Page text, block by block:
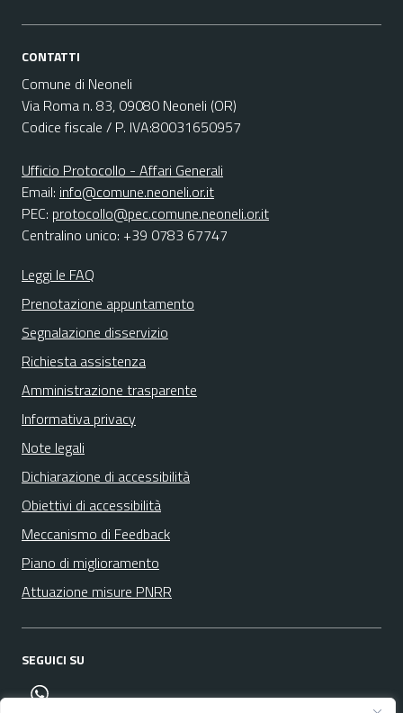
CONTATTI
Comune di Neoneli
Via Roma n. 83, 09080 Neoneli (OR)
Codice fiscale / P. IVA:80031650957
Ufficio Protocollo - Affari Generali
Email: info@comune.neoneli.or.it
PEC: protocollo@pec.comune.neoneli.or.it
Centralino unico: +39 0783 67747
Leggi le FAQ
Prenotazione appuntamento
Segnalazione disservizio
Richiesta assistenza
Amministrazione trasparente
Informativa privacy
Note legali
Dichiarazione di accessibilità
Obiettivi di accessibilità
Meccanismo di Feedback
Piano di miglioramento
Attuazione misure PNRR
SEGUICI SU
canale whatsapp